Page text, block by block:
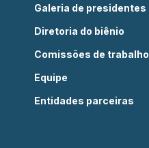
Galeria de presidentes
Diretoria do biênio
Comissões de trabalho
Equipe
Entidades parceiras